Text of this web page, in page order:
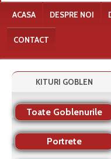
ACASA DESPRE NOI
CONTACT
KITURI GOBLEN
Toate Goblenurile
Portrete